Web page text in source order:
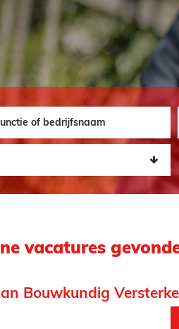
vacatures
Bouwkundig